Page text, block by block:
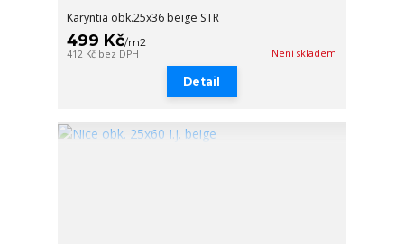
Karyntia obk.25x36 beige STR
499 Kč/m2
412 Kč bez DPH Není skladem
Detail